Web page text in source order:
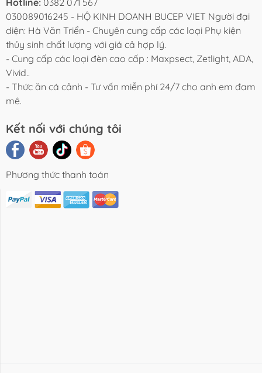
Viết Chia
Video Review
Hotline: 0382 071 567
030089016245 - HỘ KINH DOANH BUCEP VIET Người đại
diện: Hà Văn Triển - Chuyên cung cấp các loại Phụ kiện
thủy sinh chất lượng với giá cả hợp lý.
- Cung cấp các loại đèn cao cấp : Maxpsect, Zetlight, ADA,
Vivid..
- Thức ăn cá cảnh - Tư vấn miễn phí 24/7 cho anh em đam
mê.
Kết nối với chúng tôi
Phương thức thanh toán